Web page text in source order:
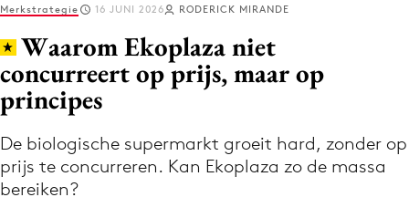
Log in
Download de app
Volg het laatste nieuws via de Adformatie
Nieuws app
Merkstrategie 16 JUNI 2026 RODERICK MIRANDE
Waarom Ekoplaza niet
concurreert op prijs, maar op
principes
De biologische supermarkt groeit hard, zonder op
prijs te concurreren. Kan Ekoplaza zo de massa
bereiken?